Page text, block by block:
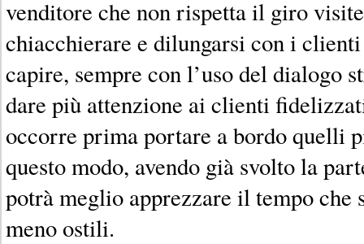
venditore che non rispetta il giro
chiacchierare e dilungarsi con i
capire, sempre con l’uso del dialogo
dare più attenzione ai clienti
occorre prima portare a bordo quelli
questo modo, avendo già svolto la
potrà meglio apprezzare il tempo che
meno ostili.